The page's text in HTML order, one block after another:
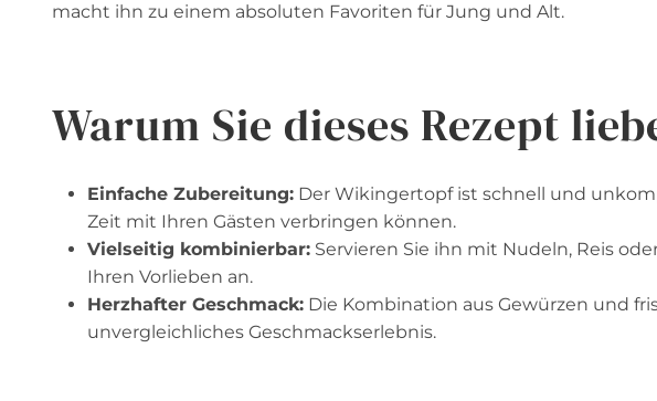
macht ihn zu einem absoluten Favoriten für Jung und Alt.
Warum Sie dieses Rezept
Einfache Zubereitung: Der Wikingertopf ist schnell und
Zeit mit Ihren Gästen verbringen können.
Vielseitig kombinierbar: Servieren Sie ihn mit Nudeln, Reis
Ihren Vorlieben an.
Herzhafter Geschmack: Die Kombination aus Gewürzen und
unvergleichliches Geschmackserlebnis.